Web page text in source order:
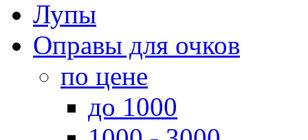
Лупы
Оправы для очков
по цене
до 1000